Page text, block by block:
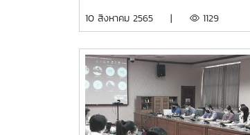
Green Office ของมหาวิทยาลัย
ดร.กรรณ จรรยาวุฒิวรรณ์ รก.รอง
อธิการบดี ฝ่ายบริการวิชาการ ทำนุ
บำรุงศิลปวัฒนธรรมและวิเทศสัมพันธ์
มหาวิทยาลัยสุโขทัยธรรมาธิราช ใน
โอกาส นำคณะศูนย์การเรียนการสอน
10 สิงหาคม 2565 | 1129